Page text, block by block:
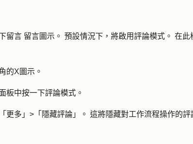
留 言 留言圖示 。 預設情況下，將啟用評論模式。 在此
的X圖示 。
板中按一下評論模式 。
更多 」>「 隱藏評論 」。 這將隱藏對工作流程操作的評